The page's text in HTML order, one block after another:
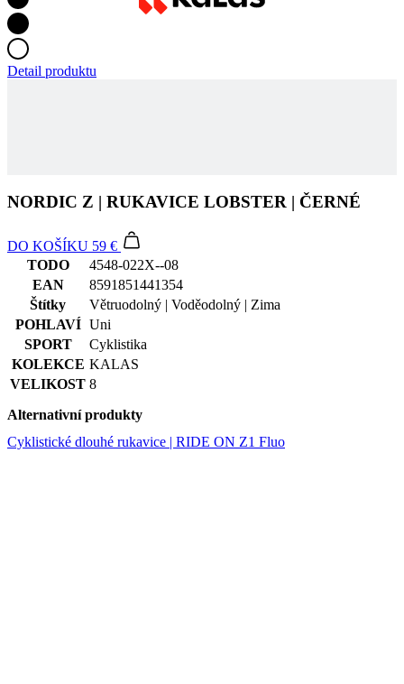
Detail produktu
NORDIC Z | RUKAVICE LOBSTER | ČERNÉ
DO KOŠÍKU 59 €
TODO
4548-022X--08
EAN
8591851441354
Štítky
Větruodolný | Voděodolný | Zima
POHLAVÍ Uni
SPORT
Cyklistika
KOLEKCE KALAS
VELIKOST 8
Alternativní produkty
Cyklistické dlouhé rukavice | RIDE ON Z1 Fluo